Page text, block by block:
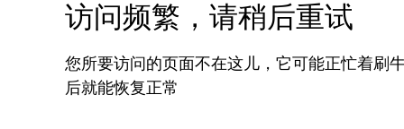
访问频繁，请稍后重试
您所要访问的页面不在这儿，它可能正忙着刷
后就能恢复正常